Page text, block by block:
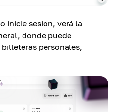
inicie sesión, verá la
donde puede
personales,